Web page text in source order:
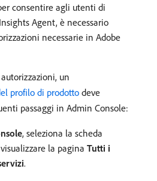
consentire agli utenti di
Agent, è necessario
necessarie in Adobe
un
profilo di prodotto deve
passaggi in Admin Console:
, seleziona la scheda
la pagina Tutti i
.